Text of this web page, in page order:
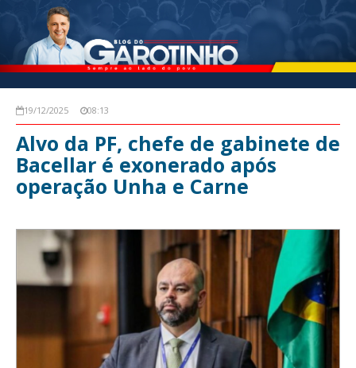
19/12/2025 08:13
Alvo da PF, chefe de gabinete de
Bacellar é exonerado após
operação Unha e Carne